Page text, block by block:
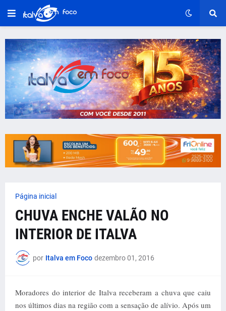
Página inicial
CHUVA ENCHE VALÃO NO
INTERIOR DE ITALVA
por Italva em Foco dezembro 01, 2016
Moradores do interior de Italva receberam a chuva que caiu
nos últimos dias na região com a sensação de alívio. Após um